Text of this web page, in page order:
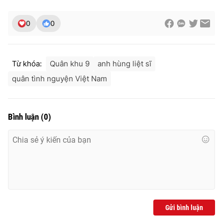
0 0
Từ khóa: Quân khu 9
anh hùng liệt sĩ
quân tình nguyện Việt Nam
Bình luận (0)
Gửi bình luận